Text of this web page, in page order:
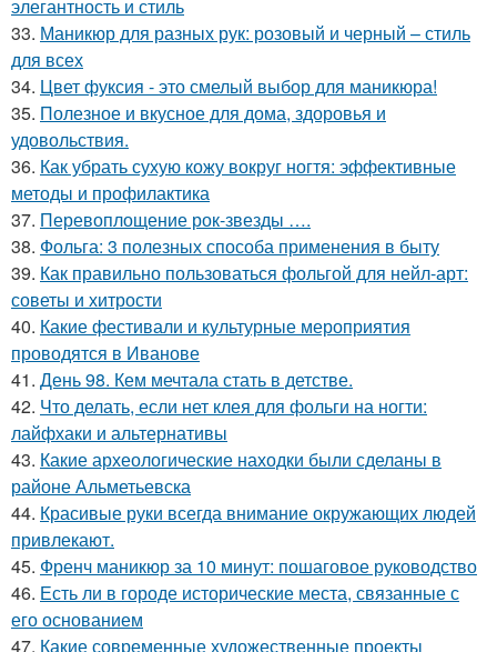
элегантность и стиль
33. Маникюр для разных рук: розовый и черный – стиль
для всех
34. Цвет фуксия - это смелый выбор для маникюра!
35. Полезное и вкусное для дома, здоровья и
удовольствия.
36. Как убрать сухую кожу вокруг ногтя: эффективные
методы и профилактика
37. Перевоплощение рок-звезды ….
38. Фольга: 3 полезных способа применения в быту
39. Как правильно пользоваться фольгой для нейл-арт:
советы и хитрости
40. Какие фестивали и культурные мероприятия
проводятся в Иванове
41. День 98. Кем мечтала стать в детстве.
42. Что делать, если нет клея для фольги на ногти:
лайфхаки и альтернативы
43. Какие археологические находки были сделаны в
районе Альметьевска
44. Красивые руки всегда внимание окружающих людей
привлекают.
45. Френч маникюр за 10 минут: пошаговое руководство
46. Есть ли в городе исторические места, связанные с
его основанием
47. Какие современные художественные проекты